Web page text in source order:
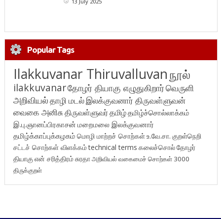
Popular Tags
Ilakkuvanar Thiruvalluvanநூல்
ilakkuvanarதோழர் தியாகு எழுதுகிறார்வெருளி
அறிவியல்தாழி மடல்இலக்குவனார் திருவள்ளுவன்
வைகை அனிசுதிருவள்ளுவர்தமிழ்தமிழ்ச்சொல்லாக்கம்
இ.பு.ஞானப்பிரகாசன் மறைமலை இலக்குவனார்
தமிழ்க்காப்புக்கழகம் மொழி மாற்றச் சொற்கள்உ.வே.சா. குறள்நெறி
சட்டச் சொற்கள் விளக்கம்technical terms கலைச்சொல்தோழர்
தியாகுஎன் சரித்திரம்சுரதாஅறிவியல் வகைமைச் சொற்கள் 3000
திருக்குறள்